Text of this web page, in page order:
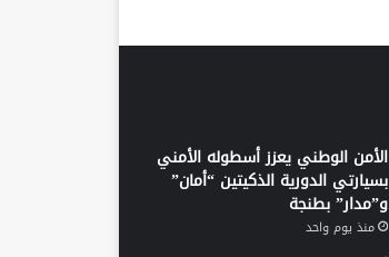
الأمن الوطني يعزز أسطوله الأمني
بسيارتي الدورية الذكيتين “أمان”
و”مدار” بطنجة
منذ يوم واحد